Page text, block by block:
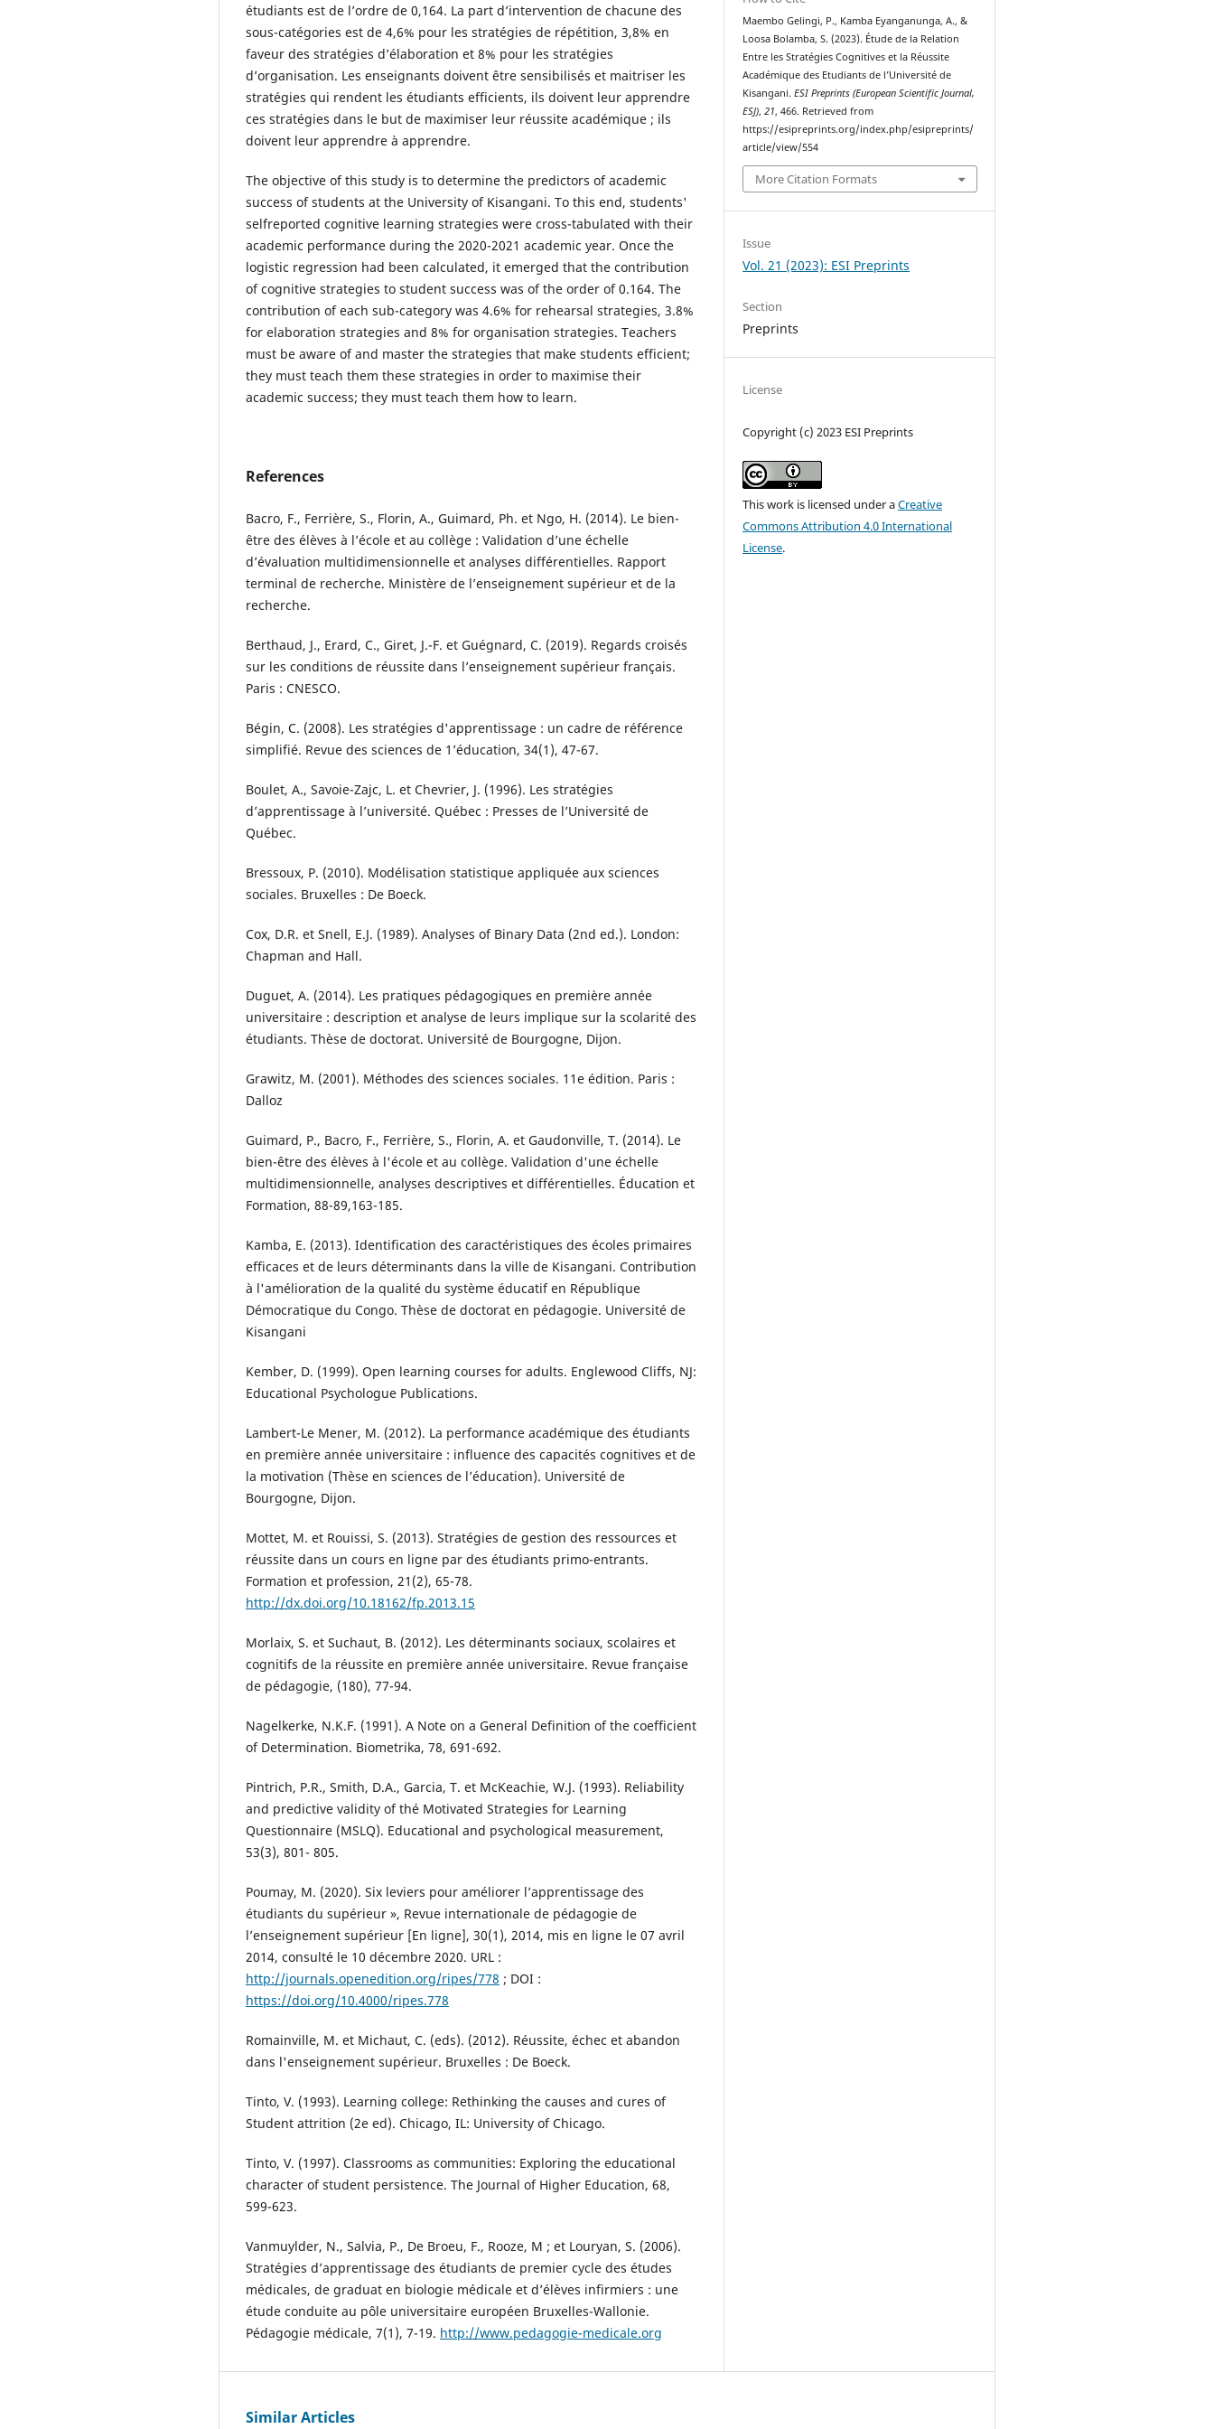
étudiants est de l’ordre de 0,164. La part d’intervention de chacune des
sous-catégories est de 4,6% pour les stratégies de répétition, 3,8% en
faveur des stratégies d’élaboration et 8% pour les stratégies
d’organisation. Les enseignants doivent être sensibilisés et maitriser les
stratégies qui rendent les étudiants efficients, ils doivent leur apprendre
ces stratégies dans le but de maximiser leur réussite académique ; ils
doivent leur apprendre à apprendre.
The objective of this study is to determine the predictors of academic
success of students at the University of Kisangani. To this end, students'
selfreported cognitive learning strategies were cross-tabulated with their
academic performance during the 2020-2021 academic year. Once the
logistic regression had been calculated, it emerged that the contribution
of cognitive strategies to student success was of the order of 0.164. The
contribution of each sub-category was 4.6% for rehearsal strategies, 3.8%
for elaboration strategies and 8% for organisation strategies. Teachers
must be aware of and master the strategies that make students efficient;
they must teach them these strategies in order to maximise their
academic success; they must teach them how to learn.
References
Bacro, F., Ferrière, S., Florin, A., Guimard, Ph. et Ngo, H. (2014). Le bien-
être des élèves à l’école et au collège : Validation d’une échelle
d’évaluation multidimensionnelle et analyses différentielles. Rapport
terminal de recherche. Ministère de l’enseignement supérieur et de la
recherche.
Berthaud, J., Erard, C., Giret, J.-F. et Guégnard, C. (2019). Regards croisés
sur les conditions de réussite dans l’enseignement supérieur français.
Paris : CNESCO.
Bégin, C. (2008). Les stratégies d'apprentissage : un cadre de référence
simplifié. Revue des sciences de 1’éducation, 34(1), 47-67.
Boulet, A., Savoie-Zajc, L. et Chevrier, J. (1996). Les stratégies
d’apprentissage à l’université. Québec : Presses de l’Université de
Québec.
Bressoux, P. (2010). Modélisation statistique appliquée aux sciences
sociales. Bruxelles : De Boeck.
Cox, D.R. et Snell, E.J. (1989). Analyses of Binary Data (2nd ed.). London:
Chapman and Hall.
Duguet, A. (2014). Les pratiques pédagogiques en première année
universitaire : description et analyse de leurs implique sur la scolarité des
étudiants. Thèse de doctorat. Université de Bourgogne, Dijon.
Grawitz, M. (2001). Méthodes des sciences sociales. 11e édition. Paris :
Dalloz
Guimard, P., Bacro, F., Ferrière, S., Florin, A. et Gaudonville, T. (2014). Le
bien-être des élèves à l'école et au collège. Validation d'une échelle
multidimensionnelle, analyses descriptives et différentielles. Éducation et
Formation, 88-89,163-185.
Kamba, E. (2013). Identification des caractéristiques des écoles primaires
efficaces et de leurs déterminants dans la ville de Kisangani. Contribution
à l'amélioration de la qualité du système éducatif en République
Démocratique du Congo. Thèse de doctorat en pédagogie. Université de
Kisangani
Kember, D. (1999). Open learning courses for adults. Englewood Cliffs, NJ:
Educational Psychologue Publications.
Lambert-Le Mener, M. (2012). La performance académique des étudiants
en première année universitaire : influence des capacités cognitives et de
la motivation (Thèse en sciences de l’éducation). Université de
Bourgogne, Dijon.
Mottet, M. et Rouissi, S. (2013). Stratégies de gestion des ressources et
réussite dans un cours en ligne par des étudiants primo-entrants.
Formation et profession, 21(2), 65-78.
http://dx.doi.org/10.18162/fp.2013.15
Morlaix, S. et Suchaut, B. (2012). Les déterminants sociaux, scolaires et
cognitifs de la réussite en première année universitaire. Revue française
de pédagogie, (180), 77-94.
Nagelkerke, N.K.F. (1991). A Note on a General Definition of the coefficient
of Determination. Biometrika, 78, 691-692.
Pintrich, P.R., Smith, D.A., Garcia, T. et McKeachie, W.J. (1993). Reliability
and predictive validity of thé Motivated Strategies for Learning
Questionnaire (MSLQ). Educational and psychological measurement,
53(3), 801- 805.
Poumay, M. (2020). Six leviers pour améliorer l’apprentissage des
étudiants du supérieur », Revue internationale de pédagogie de
l’enseignement supérieur [En ligne], 30(1), 2014, mis en ligne le 07 avril
2014, consulté le 10 décembre 2020. URL :
http://journals.openedition.org/ripes/778 ; DOI :
https://doi.org/10.4000/ripes.778
Romainville, M. et Michaut, C. (eds). (2012). Réussite, échec et abandon
dans l'enseignement supérieur. Bruxelles : De Boeck.
Tinto, V. (1993). Learning college: Rethinking the causes and cures of
Student attrition (2e ed). Chicago, IL: University of Chicago.
Tinto, V. (1997). Classrooms as communities: Exploring the educational
character of student persistence. The Journal of Higher Education, 68,
599-623.
Vanmuylder, N., Salvia, P., De Broeu, F., Rooze, M ; et Louryan, S. (2006).
Stratégies d’apprentissage des étudiants de premier cycle des études
médicales, de graduat en biologie médicale et d’élèves infirmiers : une
étude conduite au pôle universitaire européen Bruxelles-Wallonie.
Pédagogie médicale, 7(1), 7-19. http://www.pedagogie-medicale.org
Maembo Gelingi, P., Kamba Eyanganunga, A., &
Loosa Bolamba, S. (2023). Étude de la Relation
Entre les Stratégies Cognitives et la Réussite
Académique des Etudiants de l’Université de
Kisangani.ESI Preprints (European Scientific Journal,
ESJ),21, 466. Retrieved from
https://esipreprints.org/index.php/esipreprints/
article/view/554
More Citation Formats
Issue
Vol. 21 (2023): ESI Preprints
Section
Preprints
License
Copyright (c) 2023 ESI Preprints
This work is licensed under aCreative
Commons Attribution 4.0 International
License.
Similar Articles